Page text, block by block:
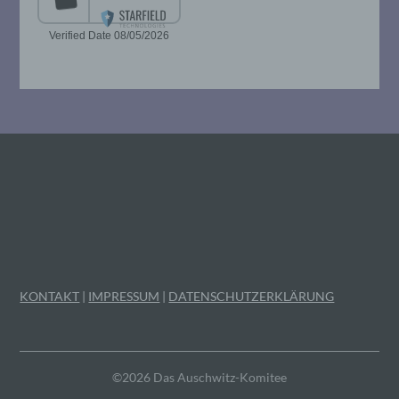
KONTAKT | IMPRESSUM | DATENSCHUTZERKLÄRUNG
©2026 Das Auschwitz-Komitee
Mitgliedstaaten vorgesehen werden.
juristische Person, Behörde, Einrichtung
oder andere Stelle, der personenbezogene
handelt oder nicht. Behörden, die im
Untersuchungsauftrags nach dem